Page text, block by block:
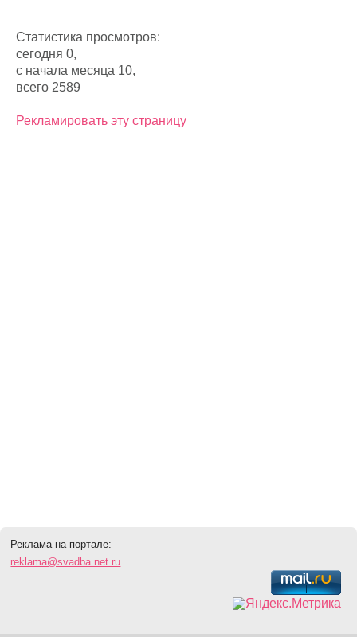
Статистика просмотров:
сегодня 0,
с начала месяца 10,
всего 2589
Рекламировать эту страницу
Реклама на портале:
reklama@svadba.net.ru